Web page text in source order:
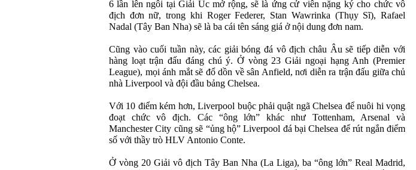
6 lần lên ngôi tại Giải Úc mở rộng, sẽ là ứng cử viên nặng ký cho chức vô
địch đơn nữ, trong khi Roger Federer, Stan Wawrinka (Thụy Sĩ), Rafael
Nadal (Tây Ban Nha) sẽ là ba cái tên sáng giá ở nội dung đơn nam.
Cũng vào cuối tuần này, các giải bóng đá vô địch châu Âu sẽ tiếp diễn với
hàng loạt trận đấu đáng chú ý. Ở vòng 23 Giải ngoại hạng Anh (Premier
League), mọi ánh mắt sẽ đổ dồn về sân Anfield, nơi diễn ra trận đấu giữa chủ
nhà Liverpool và đội đầu bảng Chelsea.
Với 10 điểm kém hơn, Liverpool buộc phải quật ngã Chelsea để nuôi hi vọng
đoạt chức vô địch. Các “ông lớn” khác như Tottenham, Arsenal và
Manchester City cũng sẽ “ủng hộ” Liverpool đá bại Chelsea để rút ngắn điểm
số với thầy trò HLV Antonio Conte.
Ở vòng 20 Giải vô địch Tây Ban Nha (La Liga), ba “ông lớn” Real Madrid,